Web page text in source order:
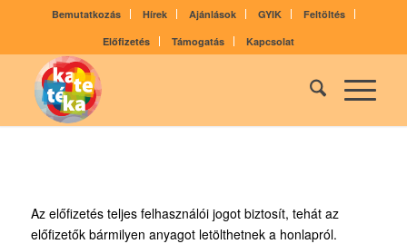
Bemutatkozás Hírek Ajánlások GYIK
Feltöltés
Előfizetés
Támogatás Kapcsolat
Az előfizetés teljes felhasználói jogot biztosít, tehát az
előfizetők bármilyen anyagot letölthetnek a honlapról.